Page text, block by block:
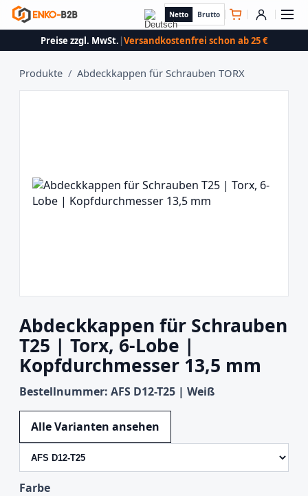
Netto Brutto
Preise zzgl. MwSt. |Versandkostenfrei schon ab 25 €
Produkte / Abdeckkappen für Schrauben TORX
Abdeckkappen für Schrauben
T25 | Torx, 6-Lobe |
Kopfdurchmesser 13,5 mm
Bestellnummer: AFS D12-T25 | Weiß
Alle Varianten ansehen
Farbe